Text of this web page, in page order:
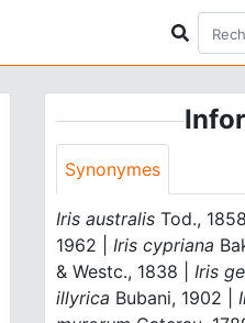
Synonymes
Iris australis Tod.,
1962 |Iris cypriana
& Westc., 1838 |Iris
illyrica Bubani, 1902 |